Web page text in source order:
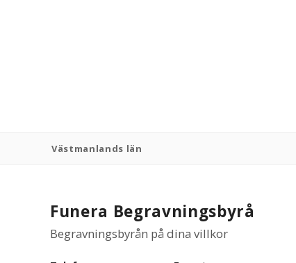
Västmanlands län
Funera Begravningsbyrå
Begravningsbyrån på dina villkor